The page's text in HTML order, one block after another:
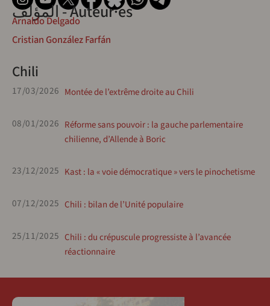
المؤلف - Auteur·esArnaldo Delgado
Cristian González Farfán
Chili
17/03/2026 Montée de l’extrême droite au Chili
08/01/2026 Réforme sans pouvoir : la gauche parlementaire
chilienne, d’Allende à Boric
23/12/2025 Kast : la « voie démocratique » vers le pinochetisme
07/12/2025 Chili : bilan de l’Unité populaire
25/11/2025 Chili : du crépuscule progressiste à l’avancée
réactionnaire